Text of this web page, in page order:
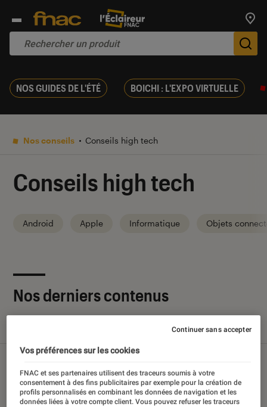
NOS GUIDES DE L'ÉTÉ BOICHI : L'EXPO VIRTUELLE
Nos conseils Conseils high tech
Conseils high tech
Android Apple Informatique Objets
Nos derniers contenus
Sélections et guides Tests
Vos préférences sur les cookies
FNAC et ses partenaires utilisent des traceurs soumis à votre
consentement à des fins publicitaires par exemple pour la création de
profils personnalisés en combinant les données de navigation et les
données liées à votre compte client. Vous pouvez refuser les traceurs
Continuer sans accepter